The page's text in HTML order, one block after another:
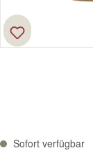
Sofort verfügbar